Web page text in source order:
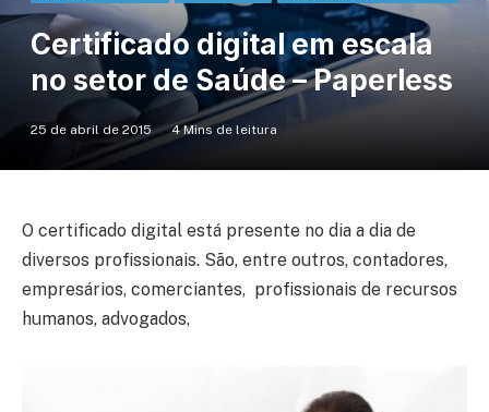
Certificado digital em escala
no setor de Saúde – Paperless
25 de abril de 2015 4 Mins de leitura
O certificado digital está presente no dia a dia de
diversos profissionais. São, entre outros, contadores,
empresários, comerciantes, profissionais de recursos
humanos, advogados,